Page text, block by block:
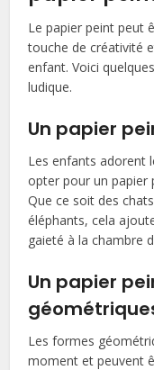
Le papier peint peut
touche de créativité
enfant. Voici
ludique.
Un papier
Les enfants adorent
opter pour un papier
Que ce soit des
éléphants, cela
gaieté à la chambre
Un papier
Les formes
moment et peuvent